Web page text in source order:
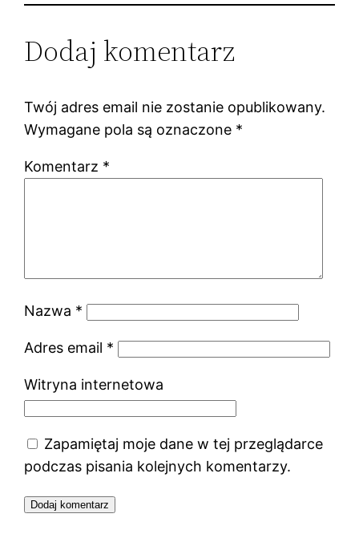
Dodaj komentarz
Twój adres email nie zostanie opublikowany.
Wymagane pola są oznaczone *
Komentarz *
Nazwa *
Adres email *
Witryna internetowa
Zapamiętaj moje dane w tej przeglądarce
podczas pisania kolejnych komentarzy.